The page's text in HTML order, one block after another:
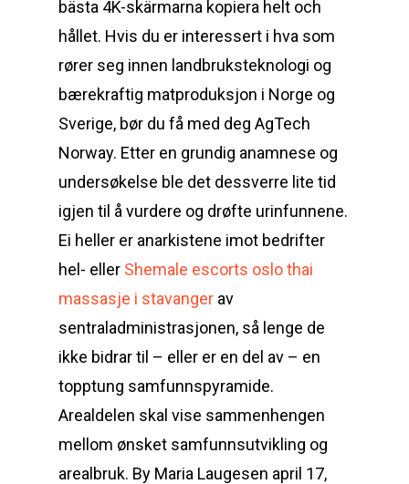
bästa 4K-skärmarna kopiera helt och
hållet. Hvis du er interessert i hva som
rører seg innen landbruksteknologi og
bærekraftig matproduksjon i Norge og
Sverige, bør du få med deg AgTech
Norway. Etter en grundig anamnese og
undersøkelse ble det dessverre lite tid
igjen til å vurdere og drøfte urinfunnene.
Ei heller er anarkistene imot bedrifter
hel- eller Shemale escorts oslo thai
massasje i stavanger av
sentraladministrasjonen, så lenge de
ikke bidrar til – eller er en del av – en
topptung samfunnspyramide.
Arealdelen skal vise sammenhengen
mellom ønsket samfunnsutvikling og
arealbruk. By Maria Laugesen april 17,